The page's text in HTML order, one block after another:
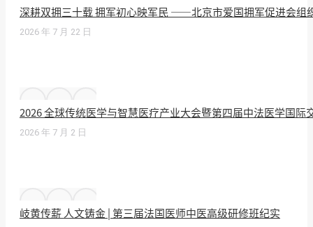
深耕双拥三十载 拥军初心映军民 ——北京市爱国拥军促进会组
2026 年 7 月 22 日
2026 全球传统医学与智慧医疗产业大会暨第四届中法医学国际
2026 年 7 月 2 日
岐黄传薪 人文铸金 | 第三届法国医师中医高级研修班纪实